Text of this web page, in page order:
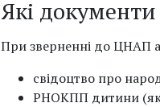
Які
При зверненні до ЦНАП
свідоцтво про
РНОКПП дитини